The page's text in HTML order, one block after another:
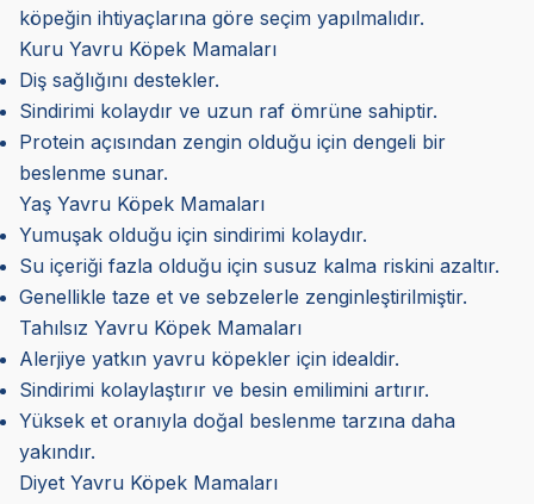
köpeğin ihtiyaçlarına göre seçim yapılmalıdır.
Kuru Yavru Köpek Mamaları
Diş sağlığını destekler.
Sindirimi kolaydır ve uzun raf ömrüne sahiptir.
Protein açısından zengin olduğu için dengeli bir
beslenme sunar.
Yaş Yavru Köpek Mamaları
Yumuşak olduğu için sindirimi kolaydır.
Su içeriği fazla olduğu için susuz kalma riskini azaltır.
Genellikle taze et ve sebzelerle zenginleştirilmiştir.
Tahılsız Yavru Köpek Mamaları
Alerjiye yatkın yavru köpekler için idealdir.
Sindirimi kolaylaştırır ve besin emilimini artırır.
Yüksek et oranıyla doğal beslenme tarzına daha
yakındır.
Diyet Yavru Köpek Mamaları